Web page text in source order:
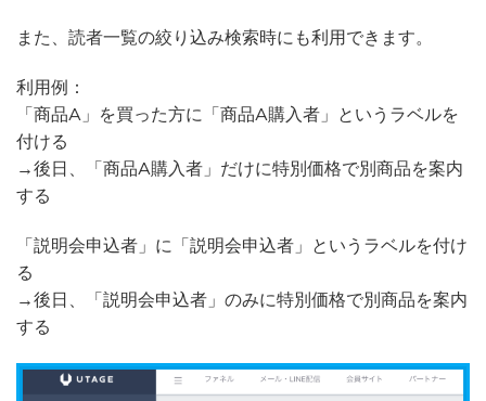
また、読者一覧の絞り込み検索時にも利用できます。
利用例：
「商品A」を買った方に「商品A購入者」というラベルを
付ける
→後日、「商品A購入者」だけに特別価格で別商品を案内
する
「説明会申込者」に「説明会申込者」というラベルを付け
る
→後日、「説明会申込者」のみに特別価格で別商品を案内
する